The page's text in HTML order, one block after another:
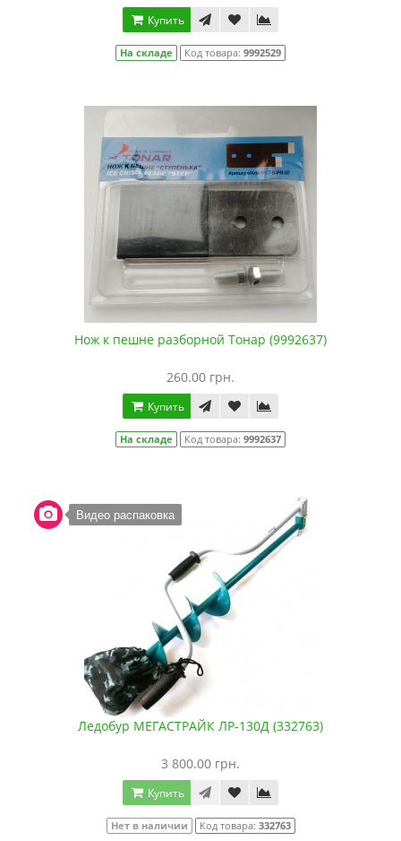
Купить
На складе Код товара: 9992529
Нож к пешне разборной Тонар (9992637)
260.00 грн.
Купить
На складе Код товара: 9992637
Видео распаковка
Ледобур МЕГАСТРАЙК ЛР-130Д (332763)
3 800.00 грн.
Купить
Нет в наличии Код товара: 332763